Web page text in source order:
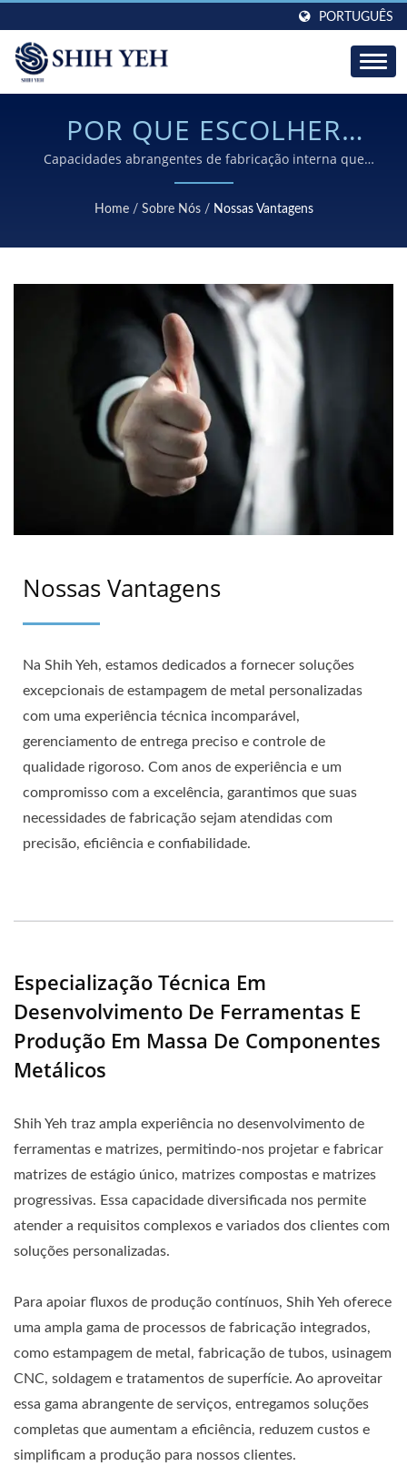
PORTUGUÊS
POR QUE ESCOLHER
SHIH YEH PARA SUAS
NECESSIDADES DE
ESTAMPAGEM DE METAL
PERSONALIZADAS
Capacidades abrangentes de fabricação interna que
oferecem componentes metálicos de precisão com
controle de qualidade excepcional e ciclos de produção
Home / Sobre Nós / Nossas Vantagens
Nossas Vantagens
Na Shih Yeh, estamos dedicados a fornecer soluções
excepcionais de estampagem de metal personalizadas
com uma experiência técnica incomparável,
gerenciamento de entrega preciso e controle de
qualidade rigoroso. Com anos de experiência e um
compromisso com a excelência, garantimos que suas
necessidades de fabricação sejam atendidas com
precisão, eficiência e confiabilidade.
Especialização Técnica Em
Desenvolvimento De Ferramentas E
Produção Em Massa De Componentes
Metálicos
Shih Yeh traz ampla experiência no desenvolvimento de
ferramentas e matrizes, permitindo-nos projetar e fabricar
matrizes de estágio único, matrizes compostas e matrizes
progressivas. Essa capacidade diversificada nos permite
atender a requisitos complexos e variados dos clientes com
soluções personalizadas.
Para apoiar fluxos de produção contínuos, Shih Yeh oferece
uma ampla gama de processos de fabricação integrados,
como estampagem de metal, fabricação de tubos, usinagem
CNC, soldagem e tratamentos de superfície. Ao aproveitar
essa gama abrangente de serviços, entregamos soluções
completas que aumentam a eficiência, reduzem custos e
simplificam a produção para nossos clientes.